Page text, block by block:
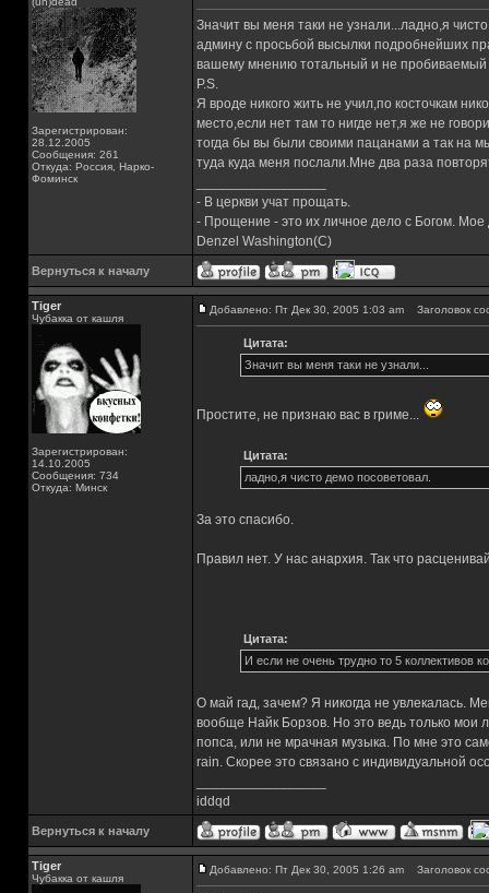
Зарегистрирован:
28.12.2005
Сообщения: 261
Откуда: Россия, Нарко-
Фоминск
Значит вы меня таки не узнали...ладно,я
админу с просьбой высылки подробнейших
вашему мнению тотальный и не пробиваемый
P.S.
Я вроде никого жить не учил,по косточкам
место,если нет там то нигде нет,я же не
тогда бы вы были своими пацанами а так на
туда куда меня послали.Мне два раза
- В церкви учат прощать.
- Прощение - это их личное дело с Богом. Мое
Denzel Washington(C)
Вернуться к началу
Tiger
Чубакка от кашля
Зарегистрирован:
14.10.2005
Сообщения: 734
Откуда: Минск
Добавлено: Пт Дек 30, 2005 1:03 am Заголовок
Цитата:
Значит вы меня таки не узнали...
Простите, не признаю вас в гриме...
Цитата:
ладно,я чисто демо посоветовал.
За это спасибо.
Правил нет. У нас анархия. Так что
Цитата:
И если не очень трудно то 5 коллективов
О май гад, зачем? Я никогда не увлекалась.
вообще Найк Борзов. Но это ведь только
попса, или не мрачная музыка. По мне это
rain. Скорее это связано с индивидуальной
iddqd
Вернуться к началу
Tiger
Чубакка от кашля
Добавлено: Пт Дек 30, 2005 1:26 am Заголовок